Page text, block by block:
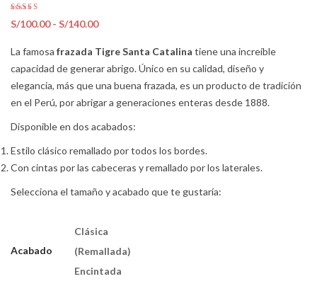
con
base a
valoraciones
de
clientes
S/100.00 - S/140.00Rango
precios:
desde
S/100.00
hasta
S/140.00
La famosa frazada Tigre Santa Catalina tiene una increíble
capacidad de generar abrigo. Único en su calidad, diseño y
elegancia, más que una buena frazada, es un producto de tradición
en el Perú, por abrigar a generaciones enteras desde 1888.
Disponible en dos acabados:
Estilo clásico remallado por todos los bordes.
Con cintas por las cabeceras y remallado por los laterales.
Selecciona el tamaño y acabado que te gustaría:
Acabado
Clásica
(remallada)
Encintada